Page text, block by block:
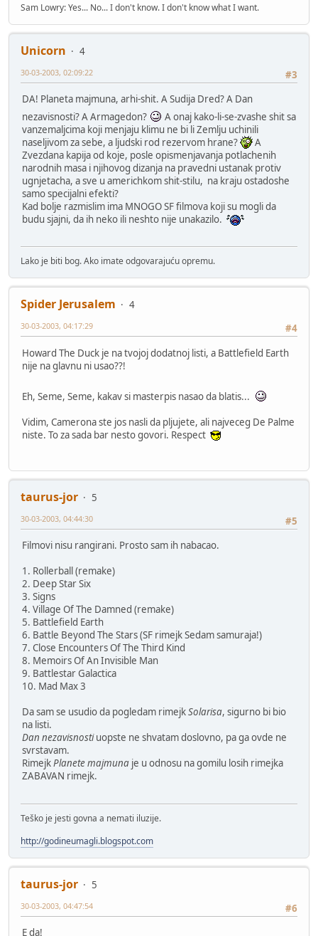
Sam Lowry: Yes... No... I don't know. I don't know what I want.
Unicorn
4
#3
30-03-2003, 02:09:22
DA! Planeta majmuna, arhi-shit. A Sudija Dred? A Dan
nezavisnosti? A Armagedon?
A onaj kako-li-se-zvashe shit sa
vanzemaljcima koji menjaju klimu ne bi li Zemlju uchinili
naseljivom za sebe, a ljudski rod rezervom hrane?
A
Zvezdana kapija od koje, posle opismenjavanja potlachenih
narodnih masa i njihovog dizanja na pravedni ustanak protiv
ugnjetacha, a sve u americhkom shit-stilu, na kraju ostadoshe
samo specijalni efekti?
Kad bolje razmislim ima MNOGO SF filmova koji su mogli da
budu sjajni, da ih neko ili neshto nije unakazilo.
Lako je biti bog. Ako imate odgovarajuću opremu.
Spider Jerusalem
4
#4
30-03-2003, 04:17:29
Howard The Duck je na tvojoj dodatnoj listi, a Battlefield Earth
nije na glavnu ni usao??!
Eh, Seme, Seme, kakav si masterpis nasao da blatis...
Vidim, Camerona ste jos nasli da pljujete, ali najveceg De Palme
niste. To za sada bar nesto govori. Respect
taurus-jor
5
#5
30-03-2003, 04:44:30
Filmovi nisu rangirani. Prosto sam ih nabacao.
1. Rollerball (remake)
2. Deep Star Six
3. Signs
4. Village Of The Damned (remake)
5. Battlefield Earth
6. Battle Beyond The Stars (SF rimejk Sedam samuraja!)
7. Close Encounters Of The Third Kind
8. Memoirs Of An Invisible Man
9. Battlestar Galactica
10. Mad Max 3
Da sam se usudio da pogledam rimejkSolarisa, sigurno bi bio
na listi.
Dan nezavisnostiuopste ne shvatam doslovno, pa ga ovde ne
svrstavam.
RimejkPlanete majmuna je u odnosu na gomilu losih rimejka
ZABAVAN rimejk.
Teško je jesti govna a nemati iluzije.
http://godineumagli.blogspot.com
taurus-jor
5
#6
30-03-2003, 04:47:54
E da!